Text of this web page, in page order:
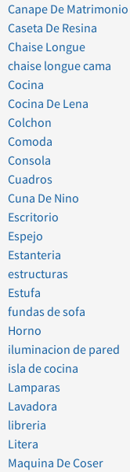
Canape De Matrimonio
Caseta De Resina
Chaise Longue
chaise longue cama
Cocina
Cocina De Lena
Colchon
Comoda
Consola
Cuadros
Cuna De Nino
Escritorio
Espejo
Estanteria
estructuras
Estufa
fundas de sofa
Horno
iluminacion de pared
isla de cocina
Lamparas
Lavadora
libreria
Litera
Maquina De Coser